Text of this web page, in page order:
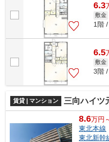
6.3
敷金
1階
6.5
敷金
3階
賃貸 | マンション 三向ハイツ
8.6万円
東北本線
東北新幹